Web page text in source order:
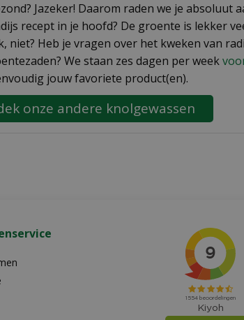
Jazeker! Daarom raden we je absoluut
recept in je hoofd? De groente is lekker
niet? Heb je vragen over het kweken van
We staan zes dagen per week
jouw favoriete product(en).
onze andere knolgewassen